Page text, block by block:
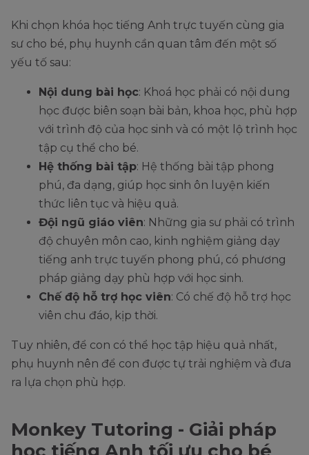
Khi chọn khóa học tiếng Anh trực tuyến cùng gia
sư cho bé, phụ huynh cần quan tâm đến một số
yếu tố sau:
Nội dung bài học: Khoá học phải có nội dung
học được biên soạn bài bản, khoa học, phù hợp
với trình độ của học sinh và có một lộ trình học
tập cụ thể cho bé.
Hệ thống bài tập: Hệ thống bài tập phong
phú, đa dạng, giúp học sinh ôn luyện kiến
thức liên tục và hiệu quả.
Đội ngũ giáo viên: Những gia sư phải có trình
độ chuyên môn cao, kinh nghiệm giảng dạy
tiếng anh trực tuyến phong phú, có phương
pháp giảng dạy phù hợp với học sinh.
Chế độ hỗ trợ học viên: Có chế độ hỗ trợ học
viên chu đáo, kịp thời.
Tuy nhiên, để con có thể học tập hiệu quả nhất,
phụ huynh nên để con được tự trải nghiệm và đưa
ra lựa chọn phù hợp.
Monkey Tutoring - Giải pháp